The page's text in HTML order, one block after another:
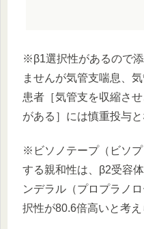
※β1選択性があるので
ませんが気管支喘息、
患者［気管支を収縮さ
がある］には慎重投与と
※ビソノテープ（ビソ
する親和性は、β2受容
ンデラル（プロプラノ
択性が80.6倍高いと考え